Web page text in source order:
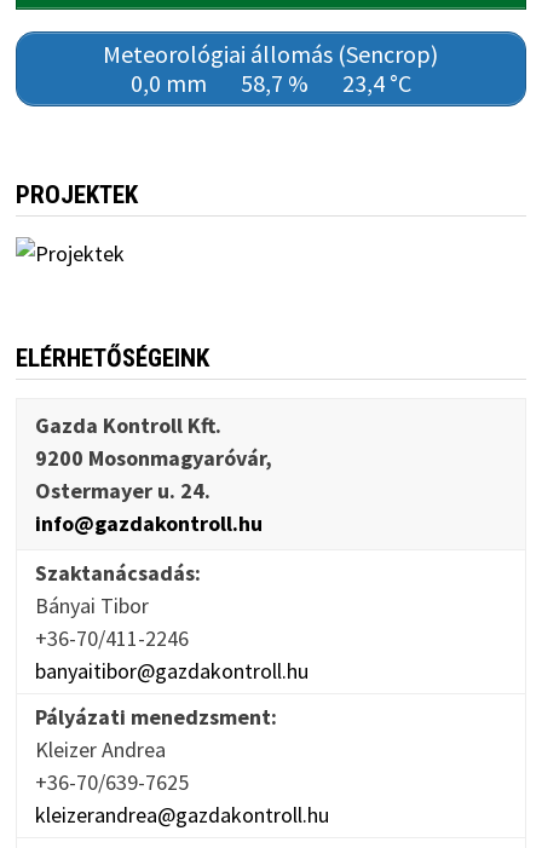
Meteorológiai állomás (Sencrop)
0,0 mm
58,7 % 23,4 °C
PROJEKTEK
ELÉRHETŐSÉGEINK
Gazda Kontroll Kft.
9200 Mosonmagyaróvár,
Ostermayer u. 24.
info@gazdakontroll.hu
Szaktanácsadás:
Bányai Tibor
+36-70/411-2246
banyaitibor@gazdakontroll.hu
Pályázati menedzsment:
Kleizer Andrea
+36-70/639-7625
kleizerandrea@gazdakontroll.hu